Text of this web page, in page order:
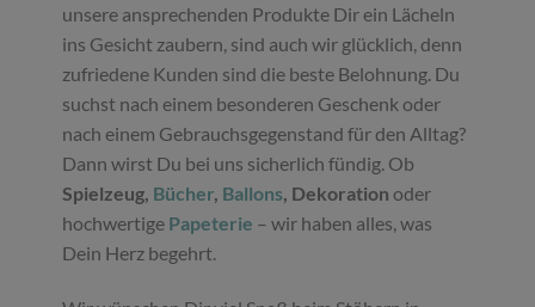
unsere ansprechenden Produkte Dir ein Lächeln
ins Gesicht zaubern, sind auch wir glücklich, denn
zufriedene Kunden sind die beste Belohnung. Du
suchst nach einem besonderen Geschenk oder
nach einem Gebrauchsgegenstand für den Alltag?
Dann wirst Du bei uns sicherlich fündig. Ob
Spielzeug, Bücher, Ballons, Dekoration oder
hochwertige Papeterie – wir haben alles, was
Dein Herz begehrt.